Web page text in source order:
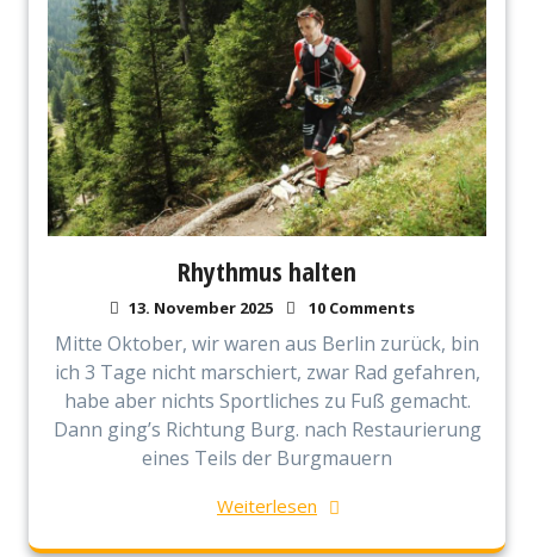
Rhythmus halten
13. November 2025 10 Comments
Mitte Oktober, wir waren aus Berlin zurück, bin
ich 3 Tage nicht marschiert, zwar Rad gefahren,
habe aber nichts Sportliches zu Fuß gemacht.
Dann ging’s Richtung Burg. nach Restaurierung
eines Teils der Burgmauern
Weiterlesen